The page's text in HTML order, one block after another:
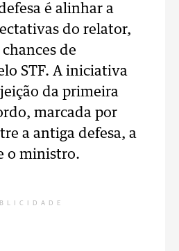
é alinhar a
do relator,
de
STF. A iniciativa
da primeira
marcada por
a antiga defesa, a
o ministro.